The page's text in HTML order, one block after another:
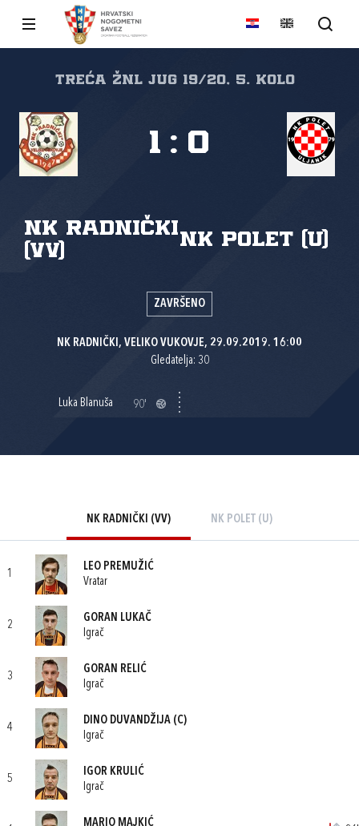
TREĆA ŽNL JUG 19/20, 5. kolo
NK Radnički
(VV)
NK Polet (U)
1 : 0
ZAVRŠENO
NK RADNIČKI, VELIKO VUKOVJE, 29.09.2019. 16:00
Gledatelja: 30
Luka Blanuša 90'
NK RADNIČKI (VV) NK POLET (U)
1
LEO PREMUŽIĆ
Vratar
2
GORAN LUKAČ
Igrač
3
GORAN RELIĆ
Igrač
4
DINO DUVANDŽIJA (C)
Igrač
5
IGOR KRULIĆ
Igrač
MARIO MAJKIĆ